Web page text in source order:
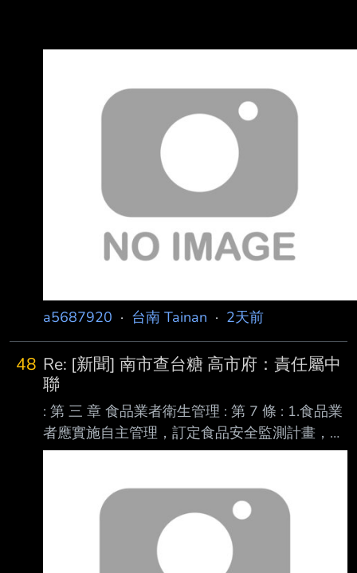
a5687920 · 台南 Tainan · 2天前
48 Re: [新聞] 南市查台糖 高市府：責任屬中
聯
: 第 三 章 食品業者衛生管理 : 第 7 條 : 1.食品業
者應實施自主管理，訂定食品安全監測計畫，確
保食品衛生安全。 : 2.食品業者應將其產品原材
（構）、法人或 : 團體檢驗。 : 3.上市、上櫃及
其他經中央主管機關公告類別及規模之食品業
者，應設置實驗室，從事前項 : 自主檢驗。 : 3.
第一項應訂定食品安全監測計畫之食品業者類別